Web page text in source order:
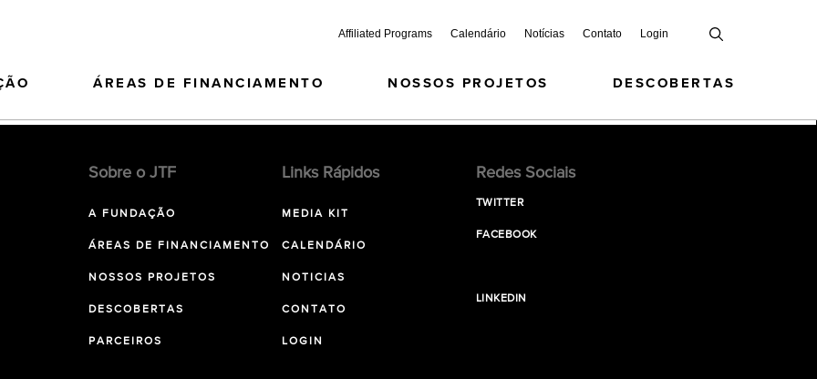
Affiliated Programs Calendário Notícias Contato Login
ÁREAS DE FINANCIAMENTO NOSSOS PROJETOS DESCOBERTAS
Sobre o JTF
A FUNDAÇÃO
ÁREAS DE FINANCIAMENTO
NOSSOS PROJETOS
DESCOBERTAS
PARCEIROS
Links Rápidos
MEDIA KIT
CALENDÁRIO
NOTICIAS
CONTATO
LOGIN
Redes Sociais
TWITTER
FACEBOOK
LINKEDIN